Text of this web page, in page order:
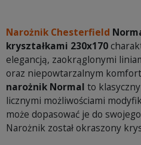
Narożnik Chesterfield
kryształkami 230x170
elegancją, zaokrąglonymi
oraz niepowtarzalnym
narożnik Normal to
licznymi możliwościami
może dopasować je do
Narożnik został okraszony